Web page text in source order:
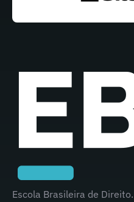
Escola Brasileira de Direito.